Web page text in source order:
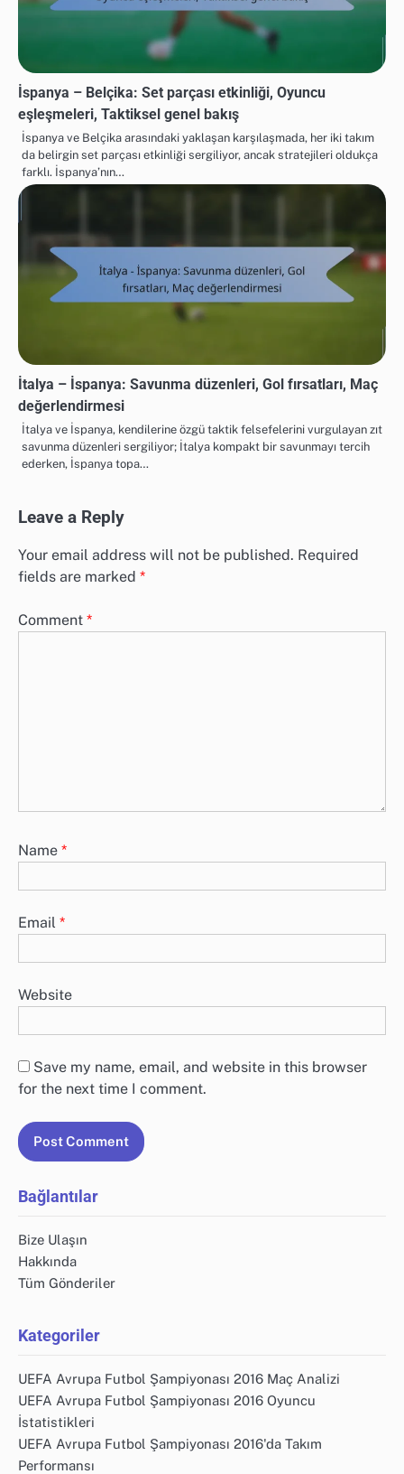
İspanya – Belçika: Set parçası etkinliği, Oyuncu
eşleşmeleri, Taktiksel genel bakış
İspanya ve Belçika arasındaki yaklaşan karşılaşmada, her iki takım
da belirgin set parçası etkinliği sergiliyor, ancak stratejileri oldukça
farklı. İspanya’nın…
İtalya – İspanya: Savunma düzenleri, Gol fırsatları, Maç
değerlendirmesi
İtalya ve İspanya, kendilerine özgü taktik felsefelerini vurgulayan zıt
savunma düzenleri sergiliyor; İtalya kompakt bir savunmayı tercih
ederken, İspanya topa…
Leave a Reply
Your email address will not be published. Required
fields are marked *
Comment *
Name *
Email *
Website
Save my name, email, and website in this browser
for the next time I comment.
Bağlantılar
Bize Ulaşın
Hakkında
Tüm Gönderiler
Kategoriler
UEFA Avrupa Futbol Şampiyonası 2016 Maç Analizi
UEFA Avrupa Futbol Şampiyonası 2016 Oyuncu
İstatistikleri
UEFA Avrupa Futbol Şampiyonası 2016'da Takım
Performansı